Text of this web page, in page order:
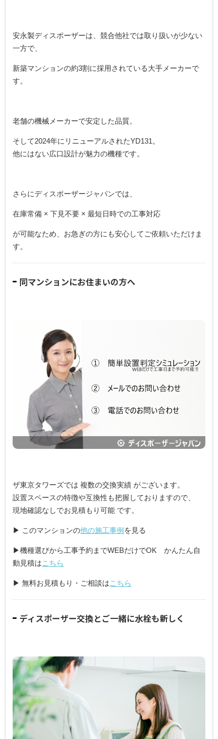
安永製ディスポーザーは、競合他社では取り扱いが少ない
一方で、
新築マンションの約3割に採用されている大手メーカーで
す。
老舗の機械メーカーで安定した品質。
そして2024年にリニューアルされたYD131。
他にはない広口設計が魅力の機種です。
さらにディスポーザージャパンでは、
在庫常備 × 下見不要 × 最短日時での工事対応
が可能なため、お急ぎの方にも安心してご依頼いただけま
す。
同マンションにお住まいの方へ
ザ東京タワーズでは 複数の交換実績 がございます。
設置スペースの特徴や互換性も把握しておりますので、
現地確認なしでお見積もり可能 です。
▶ このマンションの他の施工事例を見る
▶機種選びから工事予約までWEBだけでOK かんたん自
動見積はこちら
▶ 無料お見積もり・ご相談はこちら
ディスポーザー交換とご一緒に水栓も新しく